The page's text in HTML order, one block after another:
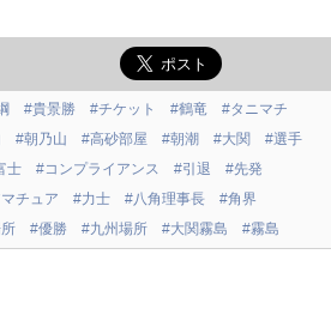
#貴景勝 #チケット #鶴竜
#タニマチ
#朝乃山 #高砂部屋 #朝潮 #大関
#選手
士 #コンプライアンス #引退
#先発
チュア #力士 #八角理事長
#角界
#優勝 #九州場所 #大関霧島 #霧島